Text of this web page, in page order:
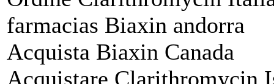
farmacias Biaxin andorra
Acquista Biaxin Canada
Acquistare Clarithromycin